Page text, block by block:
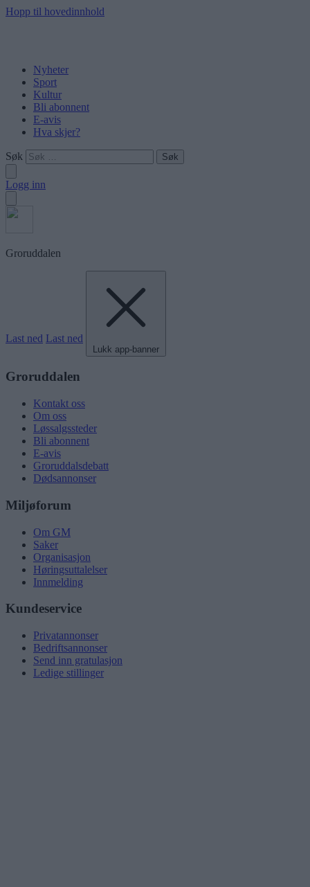
Hopp til hovedinnhold
Nyheter
Sport
Kultur
Bli abonnent
E-avis
Hva skjer?
Søk
Logg inn
Groruddalen
Last ned Last ned
Lukk app-banner
Groruddalen
Kontakt oss
Om oss
Løssalgssteder
Bli abonnent
E-avis
Groruddalsdebatt
Dødsannonser
Miljøforum
Om GM
Saker
Organisasjon
Høringsuttalelser
Innmelding
Kundeservice
Privatannonser
Bedriftsannonser
Send inn gratulasjon
Ledige stillinger